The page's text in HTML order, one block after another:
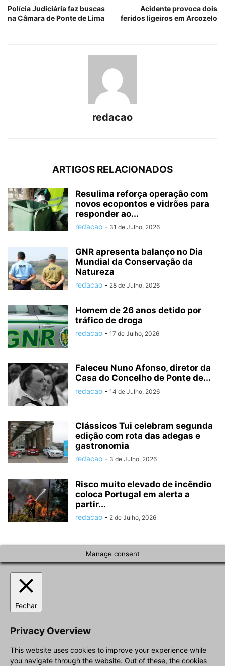
Polícia Judiciária faz buscas
na Câmara de Ponte de Lima
Acidente provoca dois
feridos ligeiros em Arcozelo
redacao
ARTIGOS RELACIONADOS
Resulima reforça operação com
novos ecopontos e vidrões para
responder ao...
redacao - 31 de Julho, 2026
GNR apresenta balanço no Dia
Mundial da Conservação da
Natureza
redacao - 28 de Julho, 2026
Homem de 26 anos detido por
tráfico de droga
redacao - 17 de Julho, 2026
Faleceu Nuno Afonso, diretor da
Casa do Concelho de Ponte de...
redacao - 14 de Julho, 2026
Clássicos Tui celebram segunda
edição com rota das adegas e
gastronomia
redacao - 3 de Julho, 2026
Risco muito elevado de incêndio
coloca Portugal em alerta a
partir...
redacao - 2 de Julho, 2026
Manage consent
Fechar
Privacy Overview
This website uses cookies to improve your experience while
you navigate through the website. Out of these, the cookies